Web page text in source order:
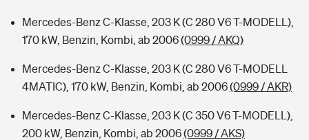
Mercedes-Benz C-Klasse, 203 K (C 280 V6 T-MODELL),
170 kW, Benzin, Kombi, ab 2006(0999 / AKQ)
Mercedes-Benz C-Klasse, 203 K (C 280 V6 T-MODELL
4MATIC), 170 kW, Benzin, Kombi, ab 2006(0999 / AKR)
Mercedes-Benz C-Klasse, 203 K (C 350 V6 T-MODELL),
200 kW, Benzin, Kombi, ab 2006(0999 / AKS)